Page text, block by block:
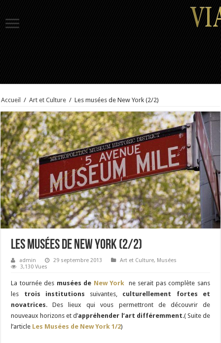
Accueil / Art et Culture / Les musées de New York (2/2)
Les musées de New York (2/2)
admin 29 septembre 2013 Art et Culture, Musées
3,130 Vues
La tournée des musées de New York ne serait pas complète sans
les trois institutions suivantes, culturellement fortes et
novatrices. Des lieux qui vous permettront de découvrir de
nouveaux horizons et d’appréhender l’art différemment.( Suite de
l’article Les Musées de New York 1/2)